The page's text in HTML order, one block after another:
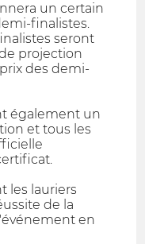
un certain
finalistes.
seront
projection
des demi-
également un
et tous les
les lauriers
de la
en